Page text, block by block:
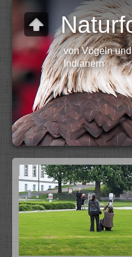
von Vögeln und
Indianern